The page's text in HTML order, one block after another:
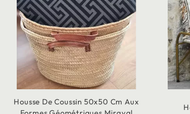
Housse De Coussin 50x50 Cm Aux